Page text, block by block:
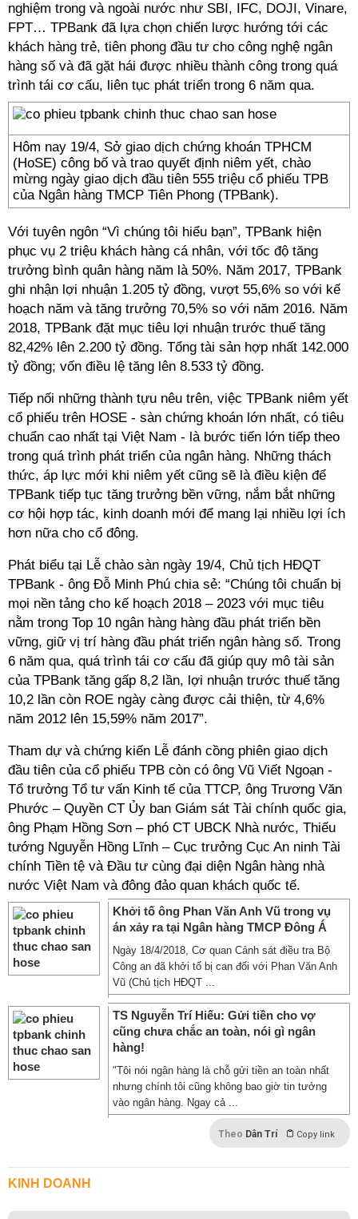
nghiệm trong và ngoài nước như SBI, IFC, DOJI, Vinare,
FPT… TPBank đã lựa chọn chiến lược hướng tới các
khách hàng trẻ, tiên phong đầu tư cho công nghệ ngân
hàng số và đã gặt hái được nhiều thành công trong quá
trình tái cơ cấu, liên tục phát triển trong 6 năm qua.
Hôm nay 19/4, Sở giao dịch chứng khoán TPHCM
(HoSE) công bố và trao quyết định niêm yết, chào
mừng ngày giao dịch đầu tiên 555 triệu cổ phiếu TPB
của Ngân hàng TMCP Tiên Phong (TPBank).
Với tuyên ngôn “Vì chúng tôi hiểu bạn”, TPBank hiện
phục vụ 2 triệu khách hàng cá nhân, với tốc độ tăng
trưởng bình quân hàng năm là 50%. Năm 2017, TPBank
ghi nhận lợi nhuận 1.205 tỷ đồng, vượt 55,6% so với kế
hoạch năm và tăng trưởng 70,5% so với năm 2016. Năm
2018, TPBank đặt mục tiêu lợi nhuận trước thuế tăng
82,42% lên 2.200 tỷ đồng. Tổng tài sản hợp nhất 142.000
tỷ đồng; vốn điều lệ tăng lên 8.533 tỷ đồng.
Tiếp nối những thành tựu nêu trên, việc TPBank niêm yết
cổ phiếu trên HOSE - sàn chứng khoán lớn nhất, có tiêu
chuẩn cao nhất tại Việt Nam - là bước tiến lớn tiếp theo
trong quá trình phát triển của ngân hàng. Những thách
thức, áp lực mới khi niêm yết cũng sẽ là điều kiện để
TPBank tiếp tục tăng trưởng bền vững, nắm bắt những
cơ hội hợp tác, kinh doanh mới để mang lại nhiều lợi ích
hơn nữa cho cổ đông.
Phát biểu tại Lễ chào sàn ngày 19/4, Chủ tịch HĐQT
TPBank - ông Đỗ Minh Phú chia sẻ: “Chúng tôi chuẩn bị
mọi nền tảng cho kế hoạch 2018 – 2023 với mục tiêu
nằm trong Top 10 ngân hàng hàng đầu phát triển bền
vững, giữ vị trí hàng đầu phát triển ngân hàng số. Trong
6 năm qua, quá trình tái cơ cấu đã giúp quy mô tài sản
của TPBank tăng gấp 8,2 lần, lợi nhuận trước thuế tăng
10,2 lần còn ROE ngày càng được cải thiện, từ 4,6%
năm 2012 lên 15,59% năm 2017”.
Tham dự và chứng kiến Lễ đánh cồng phiên giao dịch
đầu tiên của cổ phiếu TPB còn có ông Vũ Viết Ngoạn -
Tổ trưởng Tổ tư vấn Kinh tế của TTCP, ông Trương Văn
Phước – Quyền CT Ủy ban Giám sát Tài chính quốc gia,
ông Phạm Hồng Sơn – phó CT UBCK Nhà nước, Thiếu
tướng Nguyễn Hồng Lĩnh – Cục trưởng Cục An ninh Tài
chính Tiền tệ và Đầu tư cùng đại diện Ngân hàng nhà
nước Việt Nam và đông đảo quan khách quốc tế.
Khởi tố ông Phan Văn Anh Vũ trong vụ
án xảy ra tại Ngân hàng TMCP Đông Á
Ngày 18/4/2018, Cơ quan Cảnh sát điều tra Bộ
Công an đã khởi tố bị can đối với Phan Văn Anh
Vũ (Chủ tịch HĐQT ...
TS Nguyễn Trí Hiếu: Gửi tiền cho vợ
cũng chưa chắc an toàn, nói gì ngân
hàng!
"Tôi nói ngân hàng là chỗ gửi tiền an toàn nhất
nhưng chính tôi cũng không bao giờ tin tưởng
vào ngân hàng. Ngay cả ...
Theo Dân Trí Copy link
KINH DOANH